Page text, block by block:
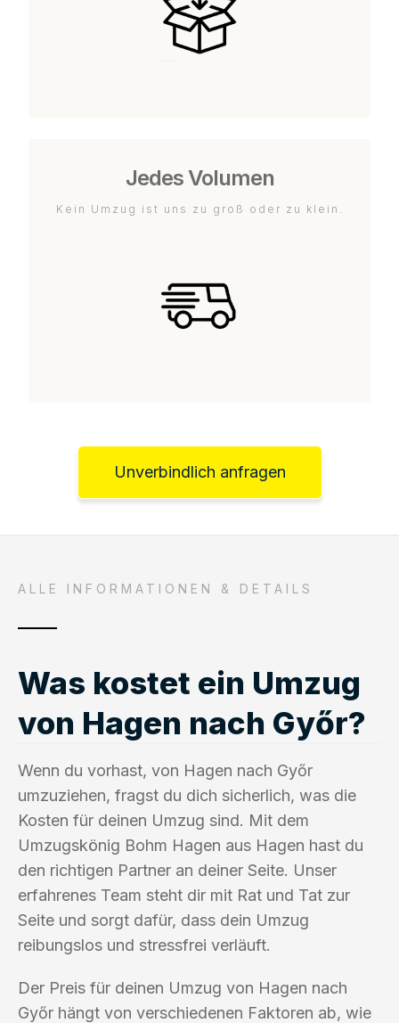
Jedes Volumen
Kein Umzug ist uns zu groß oder zu klein.
Unverbindlich anfragen
ALLE INFORMATIONEN & DETAILS
Was kostet ein Umzug
von Hagen nach Győr?
Wenn du vorhast, von Hagen nach Győr
umzuziehen, fragst du dich sicherlich, was die
Kosten für deinen Umzug sind. Mit dem
Umzugskönig Bohm Hagen aus Hagen hast du
den richtigen Partner an deiner Seite. Unser
erfahrenes Team steht dir mit Rat und Tat zur
Seite und sorgt dafür, dass dein Umzug
reibungslos und stressfrei verläuft.
Der Preis für deinen Umzug von Hagen nach
Győr hängt von verschiedenen Faktoren ab, wie